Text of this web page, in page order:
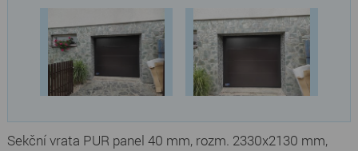
Sekční vrata PUR panel 40 mm, rozm. 2330x2130 mm,